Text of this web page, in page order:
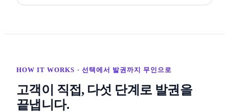
HOW IT WORKS · 선택에서 발권까지 무인으로
고객이 직접, 다섯 단계로 발권을
끝냅니다.